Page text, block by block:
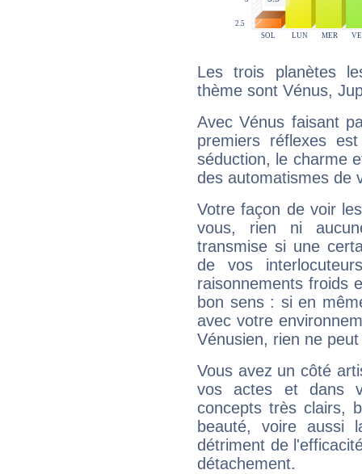
Les trois planètes
thème sont Vénus,
Avec Vénus faisant
premiers réflexes
séduction, le charme
des automatismes de
Votre façon de voir
vous, rien ni
transmise si une
de vos
raisonnements froids
bon sens : si en
avec votre
Vénusien, rien ne
Vous avez un côté
vos actes et dans
concepts très clairs,
beauté, voire aussi
détriment de
détachement.